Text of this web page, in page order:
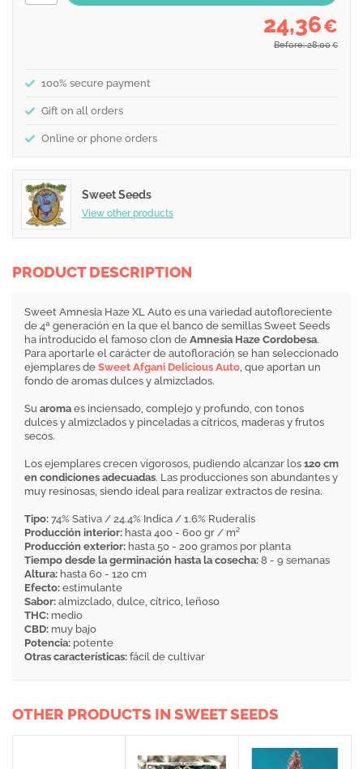
24,36€
Before: 28,00 €
100% secure payment
Gift on all orders
Online or phone orders
Sweet Seeds
View other products
PRODUCT DESCRIPTION
Sweet Amnesia Haze XL Auto es una variedad autofloreciente
de 4ª generación en la que el banco de semillas Sweet Seeds
ha introducido el famoso clon de Amnesia Haze Cordobesa.
Para aportarle el carácter de autofloración se han seleccionado
ejemplares de Sweet Afgani Delicious Auto, que aportan un
fondo de aromas dulces y almizclados.
Su aroma es inciensado, complejo y profundo, con tonos
dulces y almizclados y pinceladas a cítricos, maderas y frutos
secos.
Los ejemplares crecen vigorosos, pudiendo alcanzar los 120 cm
en condiciones adecuadas. Las producciones son abundantes y
muy resinosas, siendo ideal para realizar extractos de resina.
Tipo: 74% Sativa / 24.4% Indica / 1.6% Ruderalis
Producción interior: hasta 400 - 600 gr / m²
Producción exterior: hasta 50 - 200 gramos por planta
Tiempo desde la germinación hasta la cosecha: 8 - 9 semanas
Altura: hasta 60 - 120 cm
Efecto: estimulante
Sabor: almizclado, dulce, cítrico, leñoso
THC: medio
CBD: muy bajo
Potencia: potente
Otras características: fácil de cultivar
OTHER PRODUCTS IN SWEET SEEDS